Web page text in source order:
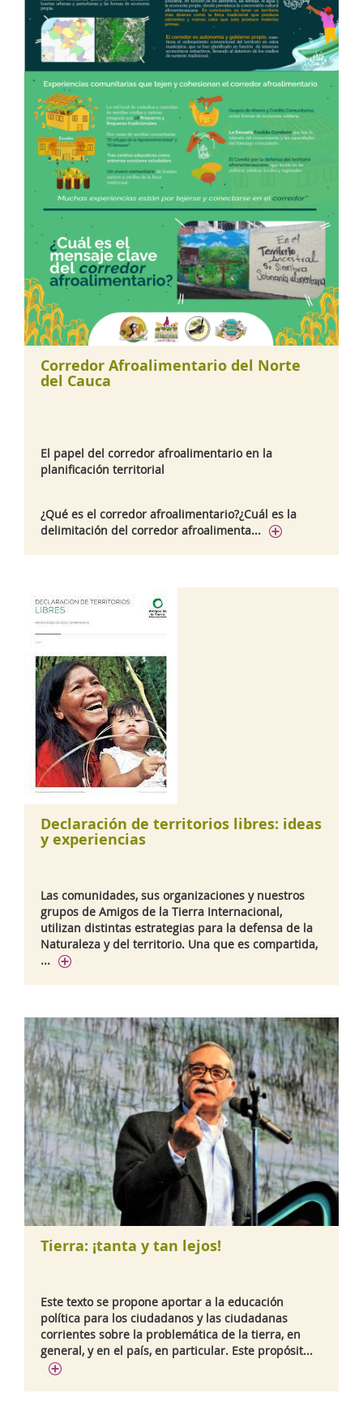
Corredor Afroalimentario del Norte
del Cauca
El papel del corredor afroalimentario en la
planificación territorial
¿Qué es el corredor afroalimentario?¿Cuál es la
delimitación del corredor afroalimenta...
Declaración de territorios libres: ideas
y experiencias
Las comunidades, sus organizaciones y nuestros
grupos de Amigos de la Tierra Internacional,
utilizan distintas estrategias para la defensa de la
Naturaleza y del territorio. Una que es compartida,
...
Tierra: ¡tanta y tan lejos!
Este texto se propone aportar a la educación
política para los ciudadanos y las ciudadanas
corrientes sobre la problemática de la tierra, en
general, y en el país, en particular. Este propósit...